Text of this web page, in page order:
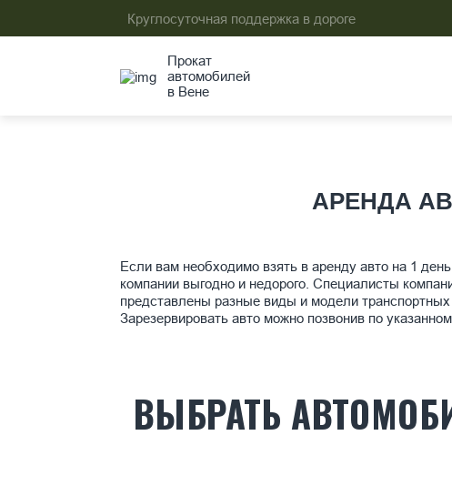
Круглосуточная поддержка в дороге
Прокат
автомобилей
в Вене
АРЕНДА
Если вам необходимо взять в аренду авто на 1
компании выгодно и недорого. Специалисты
представлены разные виды и модели
Зарезервировать авто можно позвонив по
ВЫБРАТЬ